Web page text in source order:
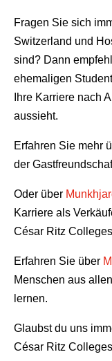
Fragen Sie sich
Switzerland und
sind? Dann
ehemaligen
Ihre Karriere nach
aussieht.
Erfahren Sie mehr
der
Oder über
Karriere als
César Ritz
Erfahren Sie über
Menschen aus
lernen.
Glaubst du uns
César Ritz